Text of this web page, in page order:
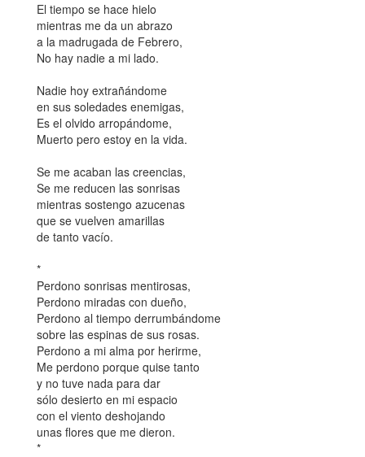
El tiempo se hace hielo
mientras me da un abrazo
a la madrugada de Febrero,
No hay nadie a mi lado.
Nadie hoy extrañándome
en sus soledades enemigas,
Es el olvido arropándome,
Muerto pero estoy en la vida.
Se me acaban las creencias,
Se me reducen las sonrisas
mientras sostengo azucenas
que se vuelven amarillas
de tanto vacío.
*
Perdono sonrisas mentirosas,
Perdono miradas con dueño,
Perdono al tiempo derrumbándome
sobre las espinas de sus rosas.
Perdono a mi alma por herirme,
Me perdono porque quise tanto
y no tuve nada para dar
sólo desierto en mi espacio
con el viento deshojando
unas flores que me dieron.
*